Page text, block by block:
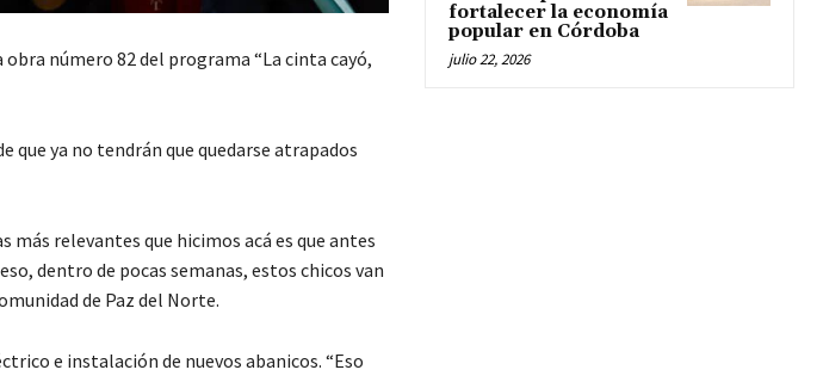
número 82 del programa “La cinta cayó,
ya no tendrán que quedarse atrapados
más relevantes que hicimos acá es que antes
dentro de pocas semanas, estos chicos van
de Paz del Norte.
e instalación de nuevos abanicos. “Eso
fortalecer la economía
popular en Córdoba
julio 22, 2026